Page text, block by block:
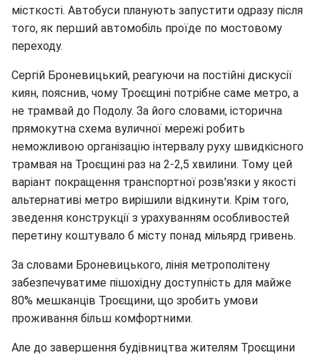
місткості. Автобуси планують запустити одразу після
того, як перший автомобіль проїде по мостовому
переходу.
Сергій Броневицький, реагуючи на постійні дискусії
киян, пояснив, чому Троєщині потрібне саме метро, а
не трамвай до Подолу. За його словами, історична
прямокутна схема вуличної мережі робить
неможливою організацію інтервалу руху швидкісного
трамвая на Троєщині раз на 2-2,5 хвилини. Тому цей
варіант покращення транспортної розв'язки у якості
альтернативі метро вирішили відкинути. Крім того,
зведення конструкції з урахуванням особливостей
перетину коштувало б місту понад мільярд гривень.
За словами Броневицького, лінія метрополітену
забезпечуватиме пішохідну доступність для майже
80% мешканців Троєщини, що зробить умови
проживання більш комфортними.
Але до завершення будівництва жителям Троєщини